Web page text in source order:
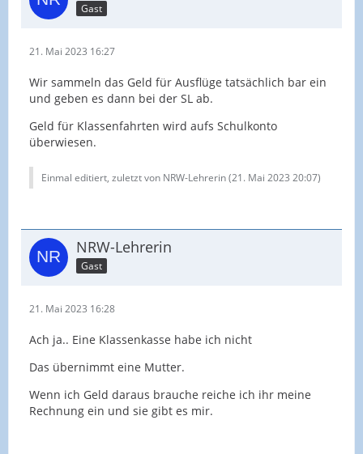
Gast
21. Mai 2023 16:27
Wir sammeln das Geld für Ausflüge tatsächlich bar ein
und geben es dann bei der SL ab.
Geld für Klassenfahrten wird aufs Schulkonto
überwiesen.
Einmal editiert, zuletzt von NRW-Lehrerin (21. Mai 2023 20:07)
NRW-Lehrerin
Gast
21. Mai 2023 16:28
Ach ja.. Eine Klassenkasse habe ich nicht
Das übernimmt eine Mutter.
Wenn ich Geld daraus brauche reiche ich ihr meine
Rechnung ein und sie gibt es mir.